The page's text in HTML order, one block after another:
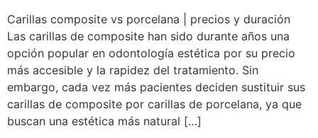
Carillas composite vs porcelana | precios y duración
Las carillas de composite han sido durante años una
opción popular en odontología estética por su precio
más accesible y la rapidez del tratamiento. Sin
embargo, cada vez más pacientes deciden sustituir sus
carillas de composite por carillas de porcelana, ya que
buscan una estética más natural […]